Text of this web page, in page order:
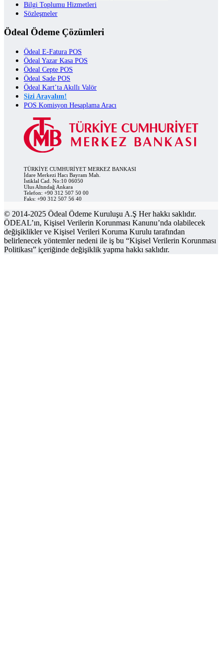
Bilgi Toplumu Hizmetleri
Sözleşmeler
Ödeal Ödeme Çözümleri
Ödeal E-Fatura POS
Ödeal Yazar Kasa POS
Ödeal Cepte POS
Ödeal Sade POS
Ödeal Kart’ta Akıllı Valör
Sizi Arayalım!
POS Komisyon Hesaplama Aracı
TÜRKİYE CUMHURİYET MERKEZ BANKASI
İdare Merkezi Hacı Bayram Mah.
İstiklal Cad. No:10 06050
Ulus Altındağ Ankara
Telefon: +90 312 507 50 00
Faks: +90 312 507 56 40
© 2014-2025 Ödeal Ödeme Kuruluşu A.Ş Her hakkı saklıdır.
ÖDEAL’ın, Kişisel Verilerin Korunması Kanunu’nda olabilecek
değişiklikler ve Kişisel Verileri Koruma Kurulu tarafından
belirlenecek yöntemler nedeni ile iş bu “Kişisel Verilerin Korunması
Politikası” içeriğinde değişiklik yapma hakkı saklıdır.